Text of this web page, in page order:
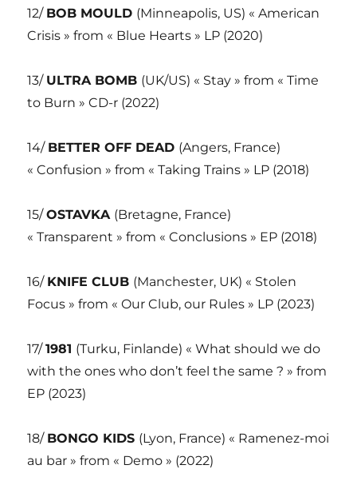
12/ BOB MOULD (Minneapolis, US) « American
Crisis » from « Blue Hearts » LP (2020)
13/ ULTRA BOMB (UK/US) « Stay » from « Time
to Burn » CD-r (2022)
14/ BETTER OFF DEAD (Angers, France)
« Confusion » from « Taking Trains » LP (2018)
15/OSTAVKA (Bretagne, France)
« Transparent » from « Conclusions » EP (2018)
16/ KNIFE CLUB (Manchester, UK) « Stolen
Focus » from « Our Club, our Rules » LP (2023)
17/1981 (Turku, Finlande) « What should we do
with the ones who don’t feel the same ? » from
EP (2023)
18/ BONGO KIDS (Lyon, France) « Ramenez-moi
au bar » from « Demo » (2022)